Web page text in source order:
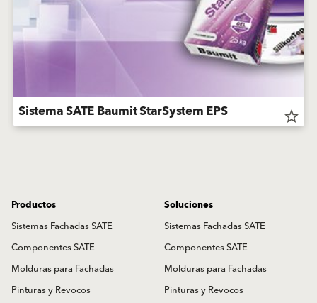
Sistema SATE Baumit StarSystem EPS star_border
Productos
Sistemas Fachadas SATE
Componentes SATE
Molduras para Fachadas
Pinturas y Revocos
Soluciones
Sistemas Fachadas SATE
Componentes SATE
Molduras para Fachadas
Pinturas y Revocos